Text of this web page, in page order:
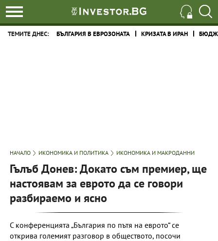
ТЕМИТЕ ДНЕС: БЪЛГАРИЯ В ЕВРОЗОНАТА КРИЗАТА В ИРАН
НАЧАЛО ИКОНОМИКА И ПОЛИТИКА ИКОНОМИКА И МАКРОДАННИ
Гълъб Донев: Докато съм премиер, ще
настоявам за еврото да се говори
разбираемо и ясно
С конференцията „България по пътя на еврото“ се
открива големият разговор в обществото, посочи